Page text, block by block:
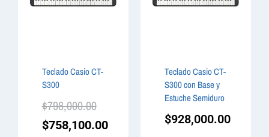
Teclado Casio CT-
S300
$798,000.00
$758,100.00
Teclado Casio CT-
S300 con Base y
Estuche Semiduro
$928,000.00